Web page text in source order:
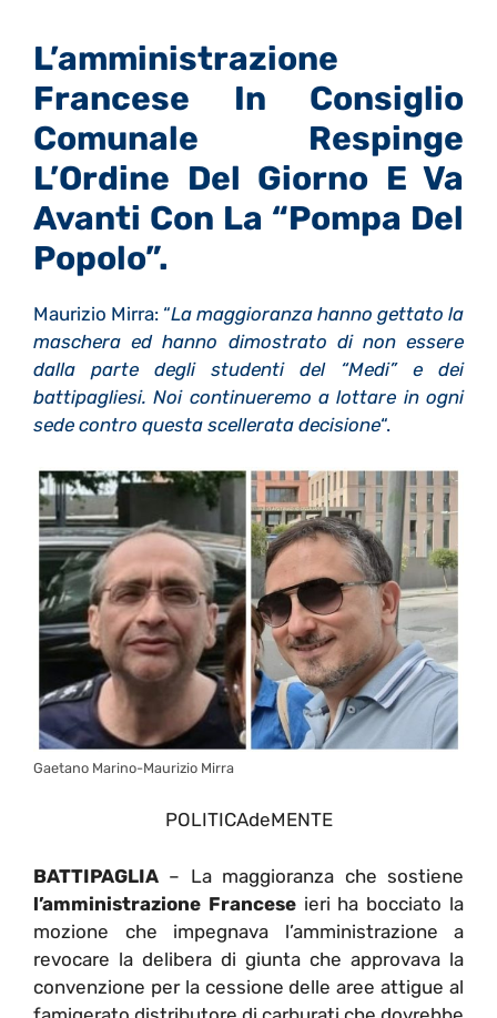
L’amministrazione
Francese In Consiglio
Comunale Respinge
L’Ordine Del Giorno E Va
Avanti Con La “Pompa Del
Popolo”.
Maurizio Mirra: “La maggioranza hanno gettato la
maschera ed hanno dimostrato di non essere
dalla parte degli studenti del “Medi” e dei
battipagliesi.Noi continueremo a lottare in ogni
sede contro questa scellerata decisione“.
Gaetano Marino-Maurizio Mirra
POLITICAdeMENTE
BATTIPAGLIA – La maggioranza che sostiene
l’amministrazione Franceseieri ha bocciato la
mozione che impegnava l’amministrazione a
revocare la delibera di giunta che approvava la
convenzione per la cessione delle aree attigue al